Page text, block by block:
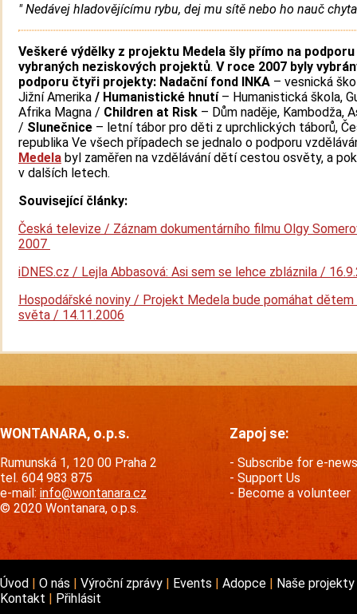
" Nedávej hladovějícímu rybu, dej mu sítě nebo ho nauč
Veškeré výdělky z projektu Medela šly přímo na podporu
vybraných neziskových projektů. V roce 2007 byly
podporu čtyři projekty: Nadační fond INKA – vesnická
Jižní Amerika / Humanistické hnutí– Humanistická škola,
Afrika Magna / Children at Risk – Dům naděje, Kambodža,
/ Slunečnice – letní tábor pro děti z uprchlických táborů,
republika Ve všech případech se jednalo o podporu
Medela byl zaměřen na vzdělávání dětí cestou osvěty, a
v dalších letech.
Související články:
Česká televize / Záznam dokumentárního filmu Olgy
2007
iDNES.cz / Lejla Abbasová: Asi sem se lehce zbláznila /
Hospodářské noviny / Projekt Medela bude pomáhat
světa / 14.11.2006
WONTANARA, o.p.s.
Rumunská 1, 120 00 Praha 2
tel. 604 983 875
e-mail: info@wontanara.cz
© 2020 Wontanara, o.p.s.
Zapoj se:
Subscribe for e-news
Support Us
Become a volunteer
Úvod O nás Výroční zprávy Events Adopce
Naše projekty
Kontakt
Přihlásit